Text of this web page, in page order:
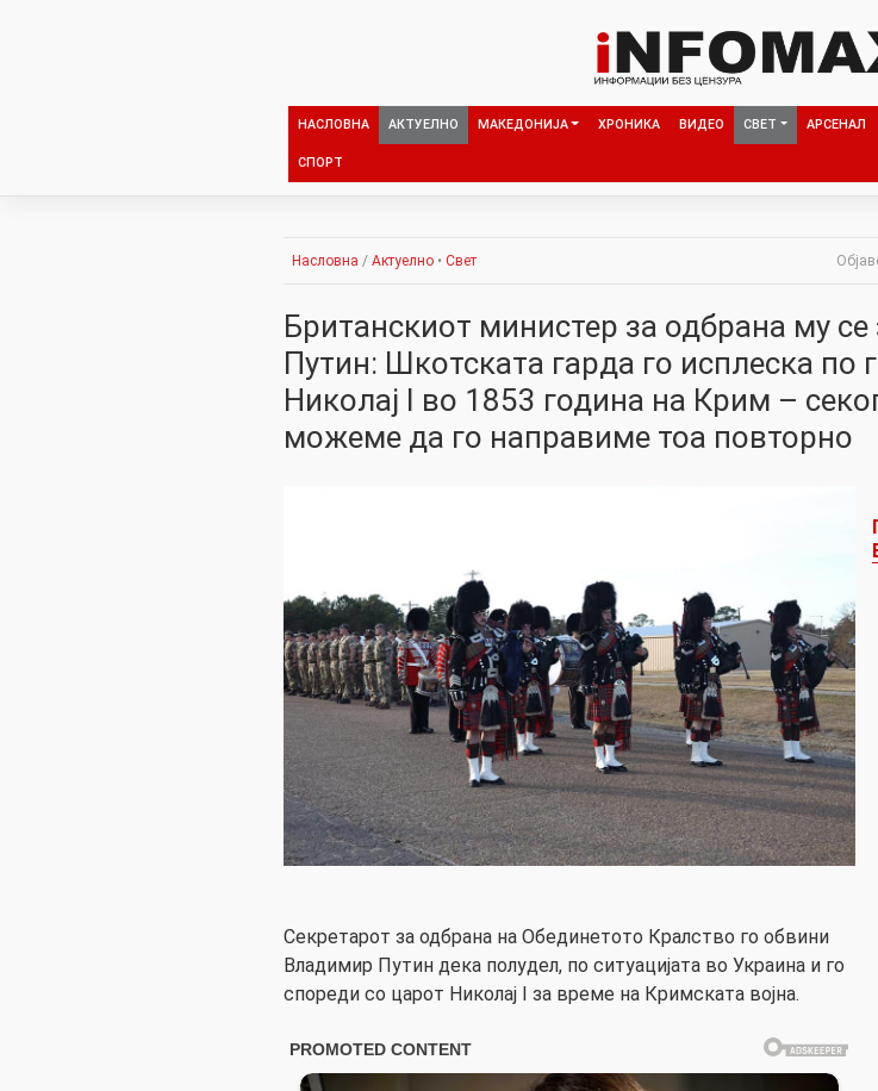
НАСЛОВНА АКТУЕЛНО МАКЕДОНИЈА ХРОНИКА ВИДЕО СВЕТ АРСЕНАЛ
СПОРТ
Насловна / Актуелно • Свет
Британскиот министер за одбрана му се
Путин: Шкотската гарда го исплеска по
Николај I во 1853 година на Крим –
можеме да го направиме тоа повторно
Секретарот за одбрана на Обединетото Кралство го обвини
Владимир Путин дека полудел, по ситуацијата во Украина и го
спореди со царот Николај I за време на Кримската војна.